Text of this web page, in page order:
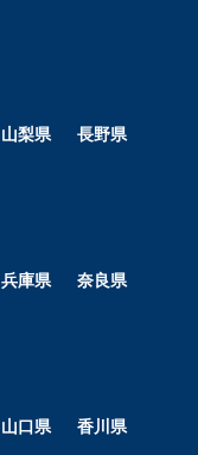
山梨県
長野県
兵庫県
奈良県
山口県
香川県